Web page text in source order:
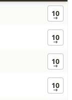
10
10
10
10